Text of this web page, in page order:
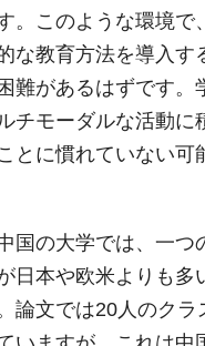
。このような環境で
な教育方法を導入す
難があるはずです。
チモーダルな活動に
とに慣れていない可
国の大学では、一つ
日本や欧米よりも多
論文では20人のクラ